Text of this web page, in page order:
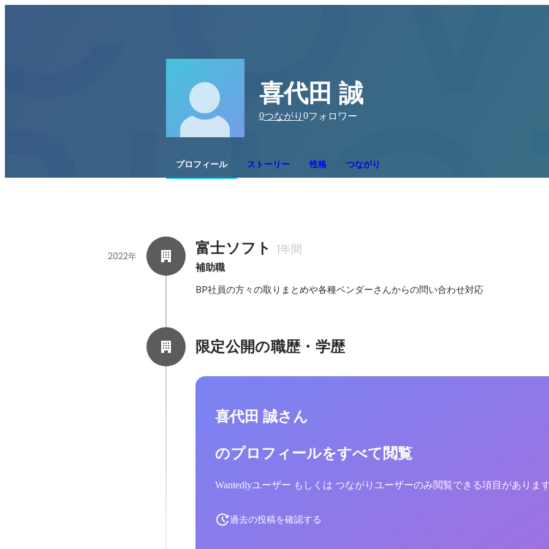
喜代田 誠
0つながり 0フォロワー
プロフィール ストーリー 性格 つながり
富士ソフト 1年間
補助職
2022年
BP社員の方々の取りまとめや各種ベンダーさんからの問い合わせ対応
限定公開の職歴・学歴
喜代田 誠さん
のプロフィールをすべて閲覧
Wantedlyユーザー もしくは つながりユーザーのみ閲覧できる項目がありま
過去の投稿を確認する